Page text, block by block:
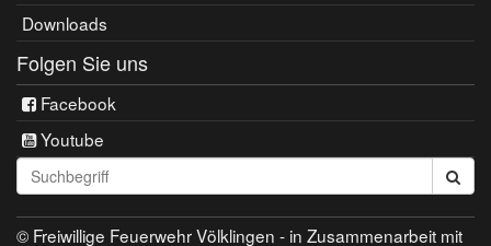
Downloads
Folgen Sie uns
Facebook
Youtube
Seite
durchsuchen:
© Freiwillige Feuerwehr Völklingen - in Zusammenarbeit mit